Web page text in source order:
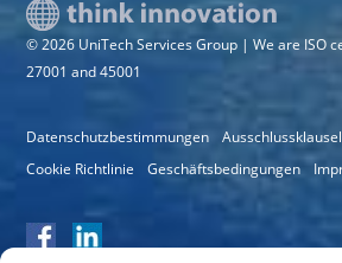
© 2026 UniTech Services Group | We are ISO
27001 and 45001
Datenschutzbestimmungen Ausschlussklausel
Cookie Richtlinie
Geschäftsbedingungen